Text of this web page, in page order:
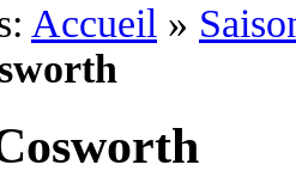
Accueil »